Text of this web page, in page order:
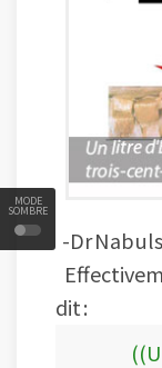
MODE
SOMBRE
-Dr
dit :